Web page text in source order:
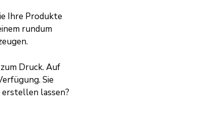
Ihre Produkte
rundum
Druck. Auf
Sie
erstellen lassen?